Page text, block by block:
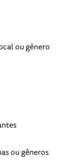
ou gênero
ou gêneros